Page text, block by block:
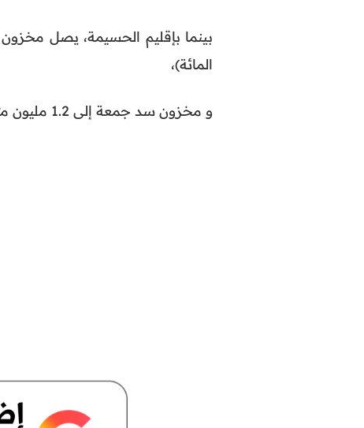
المائة)،
و مخزون سد جمعة إلى 1.2 مليون متر مكعب (23.4 في المائة).